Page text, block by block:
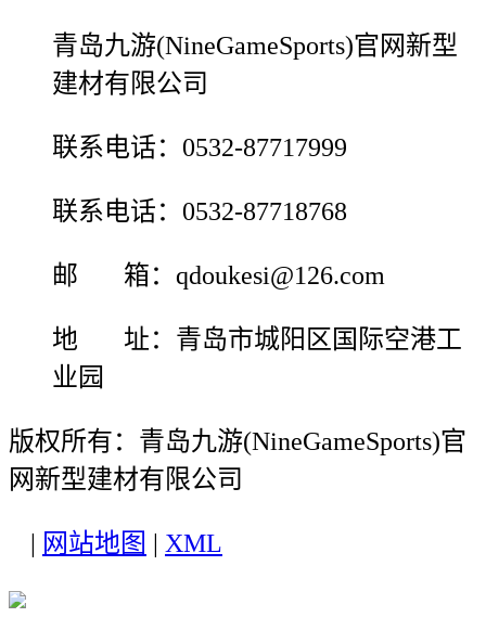
青岛九游(NineGameSports)官网新型
建材有限公司
联系电话：0532-87717999
联系电话：0532-87718768
邮 箱：qdoukesi@126.com
地 址：青岛市城阳区国际空港工
业园
版权所有：青岛九游(NineGameSports)官
网新型建材有限公司
网站地图 XML